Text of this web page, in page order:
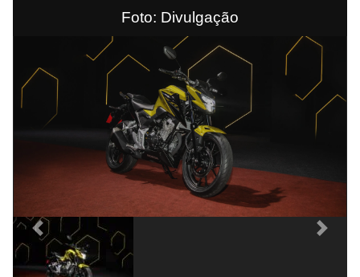
Foto: Divulgação
Previous Next